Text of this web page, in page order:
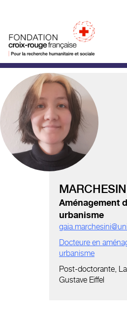
Climat et catastrophes
Aménagement
urbanisme
Docteure en
urbanisme
Post-doctorante,
Gustave Eiffel